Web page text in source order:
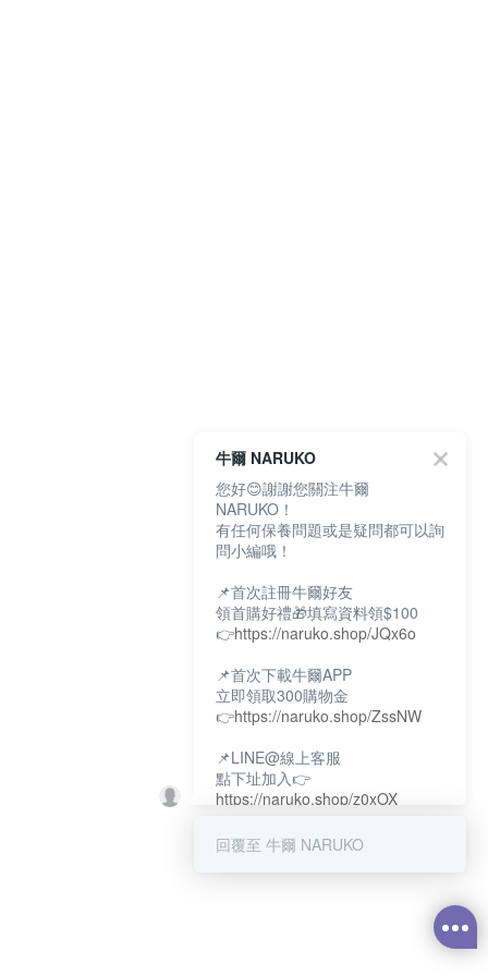
牛爾 NARUKO
您好😊謝謝您關注牛爾
NARUKO！
有任何保養問題或是疑問都可以詢
問小編哦！
📌首次註冊牛爾好友
領首購好禮🎁填寫資料領$100
👉https://naruko.shop/JQx6o
📌首次下載牛爾APP
立即領取300購物金
👉https://naruko.shop/ZssNW
📌LINE@線上客服
點下址加入👉
https://naruko.shop/z0xOX
📌電話客服：02-26581707
回覆至 牛爾 NARUKO